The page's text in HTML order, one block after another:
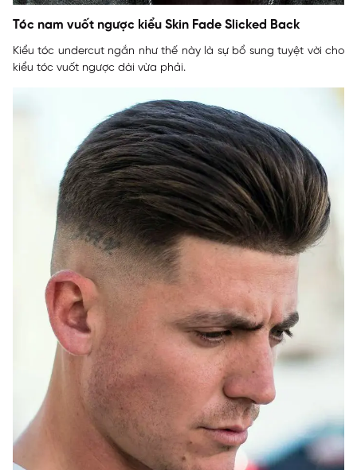
Tóc nam vuốt ngược kiểu Skin Fade Slicked Back
Kiểu tóc undercut ngắn như thế này là sự bổ sung tuyệt vời cho
kiểu tóc vuốt ngược dài vừa phải.